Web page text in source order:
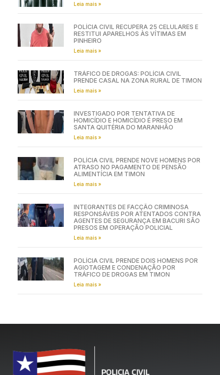
Leia mais »
POLÍCIA CIVIL RECUPERA 25 CELULARES E
RESTITUI APARELHOS ÀS VÍTIMAS EM
PINHEIRO
Leia mais »
TRÁFICO DE DROGAS: POLÍCIA CIVIL
PRENDE CASAL NA ZONA RURAL DE TIMON
Leia mais »
INVESTIGADO POR TENTATIVA DE
HOMICÍDIO E HOMICÍDIO É PRESO EM
SANTA QUITÉRIA DO MARANHÃO
Leia mais »
POLÍCIA CIVIL PRENDE NOVE HOMENS POR
ATRASO NO PAGAMENTO DE PENSÃO
ALIMENTÍCIA EM TIMON
Leia mais »
INTEGRANTES DE FACÇÃO CRIMINOSA
RESPONSÁVEIS POR ATENTADOS CONTRA
AGENTES DE SEGURANÇA EM BACURI SÃO
PRESOS EM OPERAÇÃO POLICIAL
Leia mais »
POLÍCIA CIVIL PRENDE DOIS HOMENS POR
AGIOTAGEM E CONDENAÇÃO POR
TRÁFICO DE DROGAS EM TIMON
Leia mais »